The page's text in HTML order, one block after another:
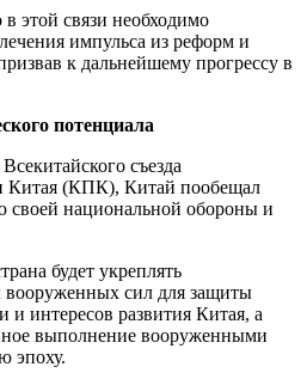
этой связи необходимо
импульса из реформ и
к дальнейшему прогрессу в
потенциала
съезда
Китая (КПК), Китай пообещал
своей национальной обороны и
будет укреплять
вооруженных сил для защиты
и интересов развития Китая, а
выполнение вооруженными
эпоху.